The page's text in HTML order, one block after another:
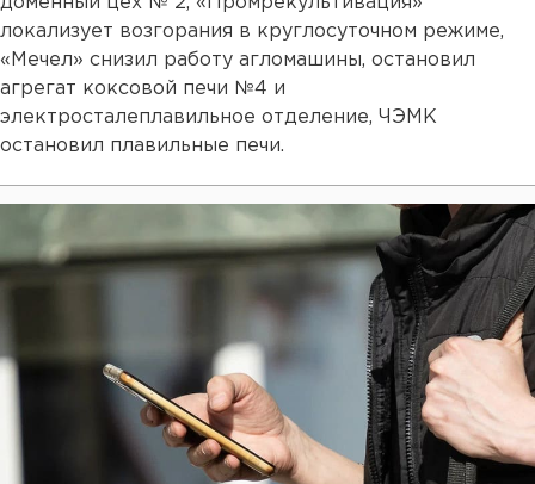
локализует возгорания в круглосуточном режиме,
«Мечел» снизил работу агломашины, остановил
агрегат коксовой печи №4 и
электросталеплавильное отделение, ЧЭМК
остановил плавильные печи.